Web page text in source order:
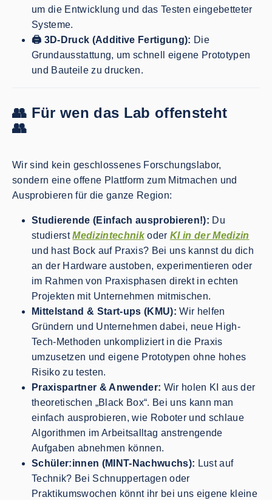
um die Entwicklung und das Testen eingebetteter
Systeme.
🖨️ 3D-Druck (Additive Fertigung): Die
Grundausstattung, um schnell eigene Prototypen
und Bauteile zu drucken.
👥 Für wen das Lab offensteht
👥
Wir sind kein geschlossenes Forschungslabor,
sondern eine offene Plattform zum Mitmachen und
Ausprobieren für die ganze Region:
Studierende (Einfach ausprobieren!): Du
studierstMedizintechnikoder KI in der Medizin
und hast Bock auf Praxis? Bei uns kannst du dich
an der Hardware austoben, experimentieren oder
im Rahmen von Praxisphasen direkt in echten
Projekten mit Unternehmen mitmischen.
Mittelstand & Start-ups (KMU): Wir helfen
Gründern und Unternehmen dabei, neue High-
Tech-Methoden unkompliziert in die Praxis
umzusetzen und eigene Prototypen ohne hohes
Risiko zu testen.
Praxispartner & Anwender: Wir holen KI aus der
theoretischen „Black Box“. Bei uns kann man
einfach ausprobieren, wie Roboter und schlaue
Algorithmen im Arbeitsalltag anstrengende
Aufgaben abnehmen können.
Schüler:innen (MINT-Nachwuchs): Lust auf
Technik? Bei Schnuppertagen oder
Praktikumswochen könnt ihr bei uns eigene kleine